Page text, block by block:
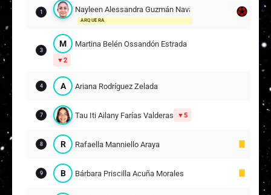
Suplentes
1
M María Isabel Canaviri Mamani
Bárbara Paulina Mamani Andrade
14
C Catalina Isidora Cervantes Cruz
M Martina Ignacia Aravena Rodríguez
1 Nayleen Alessandra Guzmán Navarro
ARQUERA
3
M Martina Belén Ossandón Estrada
2
4 A Ariana Rodríguez Zelada
7 Tau Iti Ailany Farías Valderas 5
8 R Rafaella Manniello Araya
9 B Bárbara Priscilla Acuña Morales